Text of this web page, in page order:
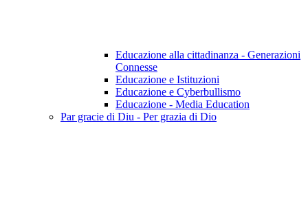
Educazione alla cittadinanza - Generazioni
Connesse
Educazione e Istituzioni
Educazione e Cyberbullismo
Educazione - Media Education
Par gracie di Diu - Per grazia di Dio